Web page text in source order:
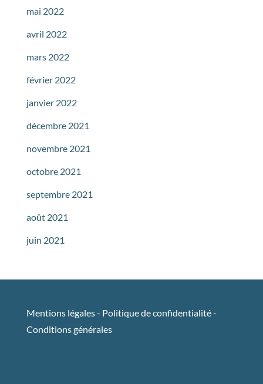
mai 2022
avril 2022
mars 2022
février 2022
janvier 2022
décembre 2021
novembre 2021
octobre 2021
septembre 2021
août 2021
juin 2021
Mentions légales- Politique de confidentialité-
Conditions générales